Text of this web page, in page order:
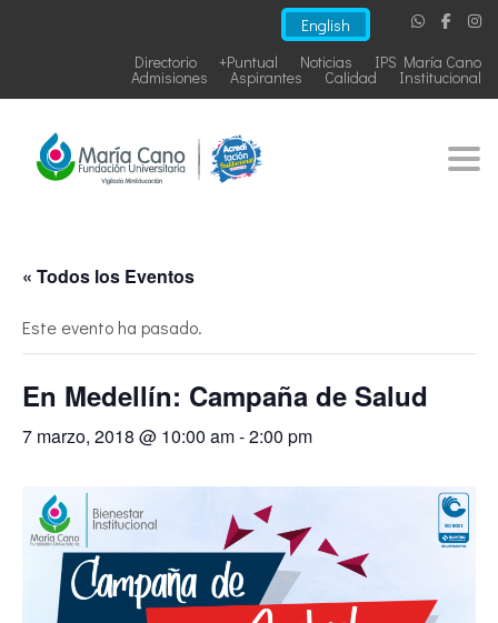
English
IPS María Cano
Noticias
+Puntual
Directorio
Institucional
Calidad
Aspirantes
Admisiones
« Todos los Eventos
Este evento ha pasado.
En Medellín: Campaña de Salud
7 marzo, 2018 @ 10:00 am-2:00 pm